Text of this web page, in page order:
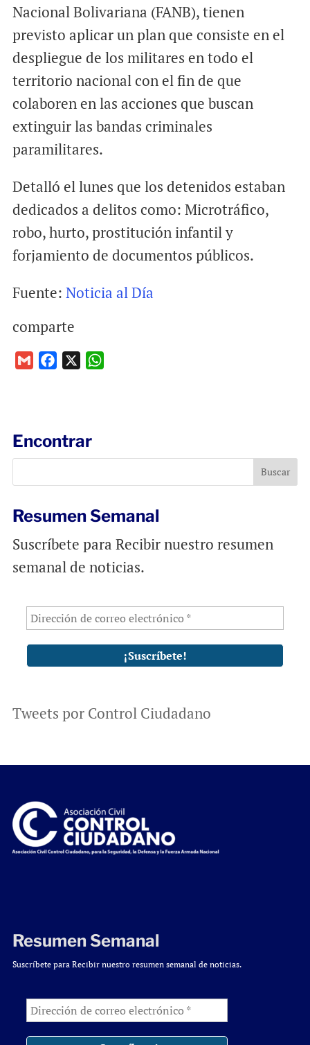
Nacional Bolivariana (FANB), tienen
previsto aplicar un plan que consiste en el
despliegue de los militares en todo el
territorio nacional con el fin de que
colaboren en las acciones que buscan
extinguir las bandas criminales
paramilitares.
Detalló el lunes que los detenidos estaban
dedicados a delitos como: Microtráfico,
robo, hurto, prostitución infantil y
forjamiento de documentos públicos.
Fuente: Noticia al Día
comparte
o
k
p
Encontrar
Resumen Semanal
Suscríbete para Recibir nuestro resumen
semanal de noticias.
Tweets por Control Ciudadano
Resumen Semanal
Suscríbete para Recibir nuestro resumen semanal de noticias.